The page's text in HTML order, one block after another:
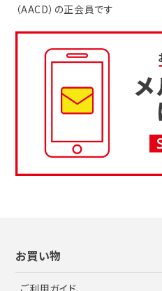
（AACD） の正会員です
お買い物
ご利用ガイド